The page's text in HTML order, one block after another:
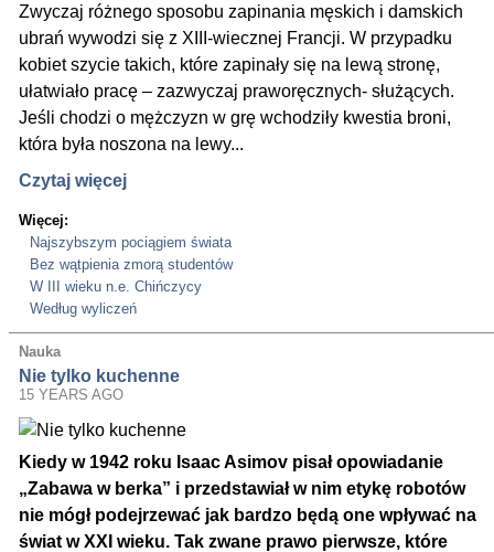
Zwyczaj różnego sposobu zapinania męskich i damskich
ubrań wywodzi się z XIII-wiecznej Francji. W przypadku
kobiet szycie takich, które zapinały się na lewą stronę,
ułatwiało pracę – zazwyczaj praworęcznych- służących.
Jeśli chodzi o mężczyzn w grę wchodziły kwestia broni,
która była noszona na lewy...
Czytaj więcej
Więcej:
Najszybszym pociągiem świata
Bez wątpienia zmorą studentów
W III wieku n.e. Chińczycy
Według wyliczeń
Nauka
Nie tylko kuchenne
15 YEARS AGO
Kiedy w 1942 roku Isaac Asimov pisał opowiadanie
„Zabawa w berka” i przedstawiał w nim etykę robotów
nie mógł podejrzewać jak bardzo będą one wpływać na
świat w XXI wieku. Tak zwane prawo pierwsze, które